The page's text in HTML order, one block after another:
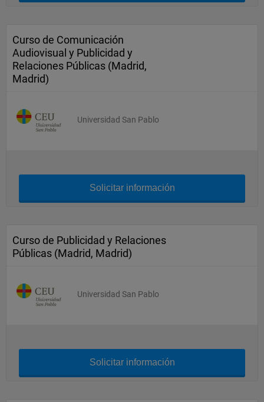
Curso de Comunicación
Audiovisual y Publicidad y
Relaciones Públicas (Madrid,
Madrid)
Universidad San Pablo
Solicitar información
Curso de Publicidad y Relaciones
Públicas (Madrid, Madrid)
Universidad San Pablo
Solicitar información